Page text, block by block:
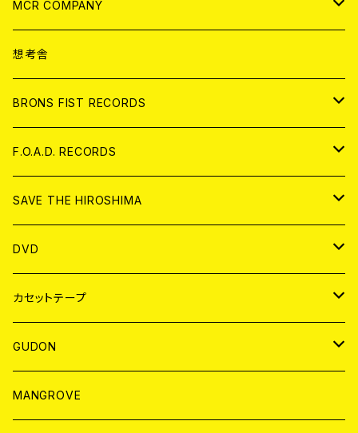
ANALOG
CD
ANALOG
MCR COMPANY
CD
アパレル
ANALOG
想考舎
BRONS FIST RECORDS
CD
ANALOG
F.O.A.D. RECORDS
CD
ANALOG
SAVE THE HIROSHIMA
アパレル
BADGE
DVD
JAPAN
WORLD
カセットテープ
JAPAN
WORLD
GUDON
アパレル
MANGROVE